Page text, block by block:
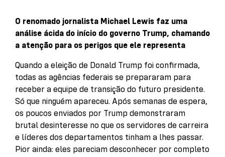
O renomado jornalista Michael Lewis faz uma
análise ácida do início do governo Trump, chamando
a atenção para os perigos que ele representa
Quando a eleição de Donald Trump foi confirmada,
todas as agências federais se prepararam para
receber a equipe de transição do futuro presidente.
Só que ninguém apareceu. Após semanas de espera,
os poucos enviados por Trump demonstraram
brutal desinteresse no que os servidores de carreira
e líderes dos departamentos tinham a lhes passar.
Pior ainda: eles pareciam desconhecer por completo